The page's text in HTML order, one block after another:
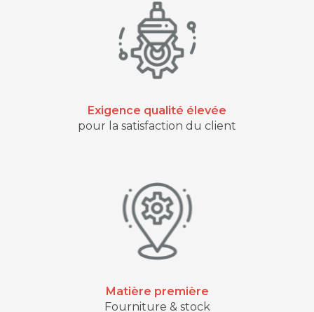
Exigence qualité élevée
pour la satisfaction du client
Matière première
Fourniture & stock